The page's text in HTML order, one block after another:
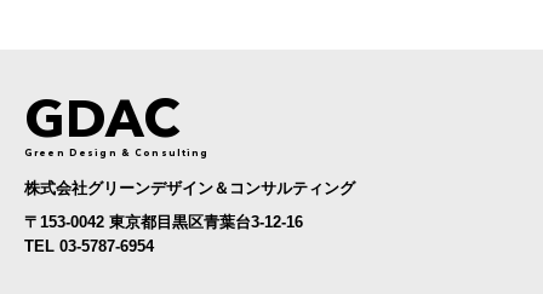
GDAC
Green Design & Consulting
株式会社グリーンデザイン＆コンサルティング
〒153-0042 東京都目黒区青葉台3-12-16
TEL 03-5787-6954